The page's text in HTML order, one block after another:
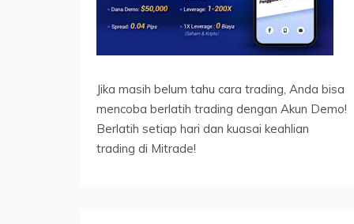
Jika masih belum tahu cara trading, Anda bisa
mencoba berlatih trading dengan Akun Demo!
Berlatih setiap hari dan kuasai keahlian
trading di Mitrade!